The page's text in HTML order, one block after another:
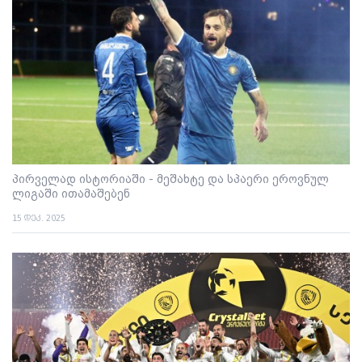
პირველად ისტორიაში - მეშახტე და სპაერი ეროვნულ
ლიგაში ითამაშებენ
15 დეკ. 2025